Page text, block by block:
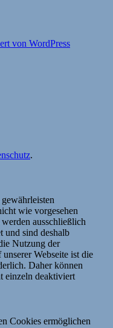
von WordPress
.
wie vorgesehen
ausschließlich
und sind deshalb
Nutzung der
Webseite ist die
Daher können
einzeln deaktiviert
Cookies ermöglichen